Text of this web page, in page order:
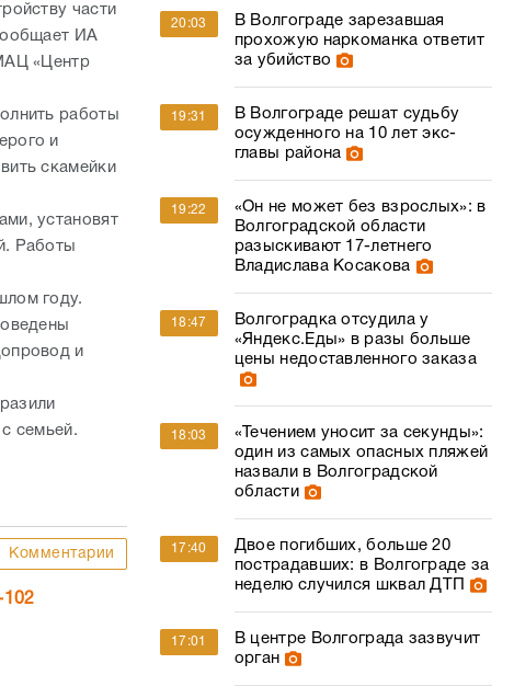
части
ИА
«Центр
работы
и
скамейки
установят
Работы
году.
и
семьей.
Комментарии
102
20:03
В Волгограде зарезавшая
прохожую наркоманка ответит
за убийство
19:31
В Волгограде решат судьбу
осужденного на 10 лет экс-
главы района
19:22
«Он не может без взрослых»: в
Волгоградской области
разыскивают 17-летнего
Владислава Косакова
18:47
Волгоградка отсудила у
«Яндекс.Еды» в разы больше
цены недоставленного заказа
18:03
«Течением уносит за секунды»:
один из самых опасных пляжей
назвали в Волгоградской
области
17:40
Двое погибших, больше 20
пострадавших: в Волгограде за
неделю случился шквал ДТП
17:01
В центре Волгограда зазвучит
орган